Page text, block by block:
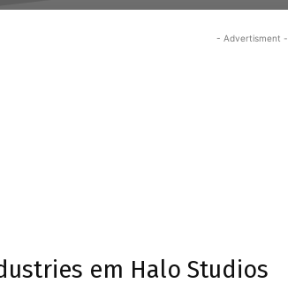
- Advertisment -
em Halo Studios